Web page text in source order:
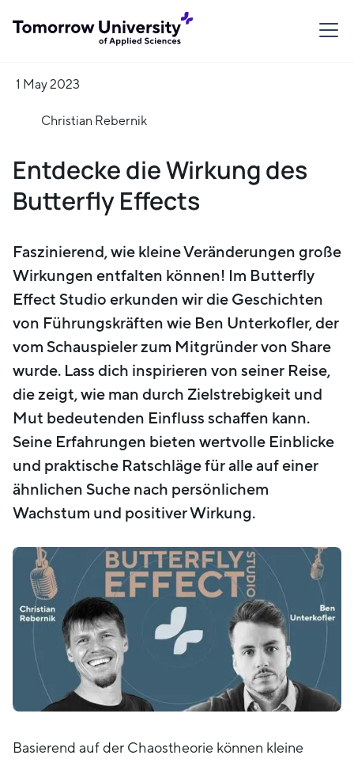
1 May 2023
Christian Rebernik
Entdecke die Wirkung des
Butterfly Effects
Faszinierend, wie kleine Veränderungen große
Wirkungen entfalten können! Im Butterfly
Effect Studio erkunden wir die Geschichten
von Führungskräften wie Ben Unterkofler, der
vom Schauspieler zum Mitgründer von Share
wurde. Lass dich inspirieren von seiner Reise,
die zeigt, wie man durch Zielstrebigkeit und
Mut bedeutenden Einfluss schaffen kann.
Seine Erfahrungen bieten wertvolle Einblicke
und praktische Ratschläge für alle auf einer
ähnlichen Suche nach persönlichem
Wachstum und positiver Wirkung.
Basierend auf der Chaostheorie können kleine